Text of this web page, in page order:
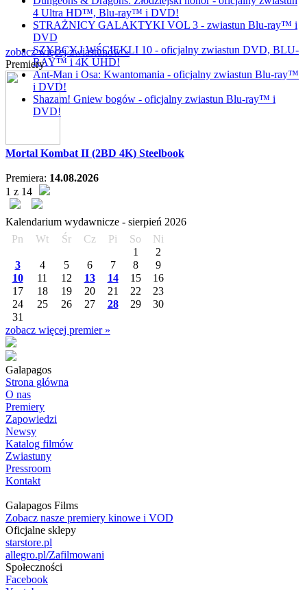
4 Ultra HD™, Blu-ray™ i DVD!
STRAŻNICY GALAKTYKI VOL 3 - zwiastun Blu-ray™ i
DVD
SZYBCY I WŚCIEKLI 10 - oficjalny zwiastun DVD, BLU-
RAY™ i 4K UHD!
Ant-Man i Osa: Kwantomania - oficjalny zwiastun Blu-ray™
i DVD!
Shazam! Gniew bogów - oficjalny zwiastun Blu-ray™ i
DVD!
zobacz więcej zwiastunów »
Premiery
Mortal Kombat II (2BD 4K) Steelbook
Premiera: 14.08.2026
1 z 14
Kalendarium wydawnicze - sierpień 2026
Pn
Wt Śr Cz Pi So
Ni
1
2
3
4 5 6 7 8
9
10
11 12 13 14 15
16
17
18 19 20 21 22
23
24
25 26 27 28 29
30
31
zobacz więcej premier »
Galapagos
Strona główna
O nas
Premiery
Zapowiedzi
Newsy
Katalog filmów
Zwiastuny
Pressroom
Kontakt
Galapagos Films
Zobacz nasze premiery kinowe i VOD
Oficjalne sklepy
starstore.pl
allegro.pl/Zafilmowani
Społeczności
Facebook